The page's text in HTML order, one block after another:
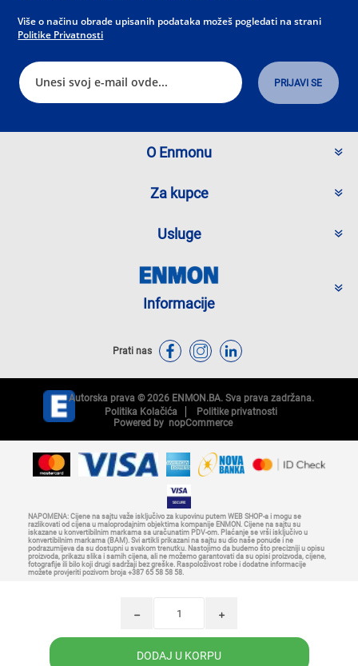
i
h
Više o načinu obrade upisanih podataka možeš pogledati na strani
Politike Privatnosti
O Enmonu
Za kupce
Usluge
Informacije
Prati nas
Autorska prava © 2026 ENMON.BA. Sva prava zadržana.
Politika Kolačića
Politike privatnosti
Powered by nopCommerce
NAPOMENA: Cijene na sajtu važe isključivo za kupovinu putem WEB SHOP-a i mogu se
razlikovati od cijena u maloprodajnim objektima kompanije ENMON. Cijene na sajtu su
iskazane u konvertibilnim markama sa uračunatim PDV-om. Plaćanje se vrši isključivo u
konvertibilnim markama (BAM). Svi artikli prikazani na sajtu su dio naše ponude i ne
podrazumijeva da su dostupni u svakom trenutku. Nastojimo da budemo što precizniji u opisu
proizvoda, prikazu slika i samih cijena, ali ne možemo garantovati da su opisi proizvoda, cijene,
fotografije ili bilo koji drugi sadržaji bez greške. Raspoloživost robe i dodatne informacije
možete provjeriti pozivom broja +387 65 58 58 58.